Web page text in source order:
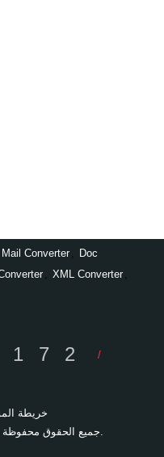
Mail Converter
Doc
XML Converter
/
خريطة